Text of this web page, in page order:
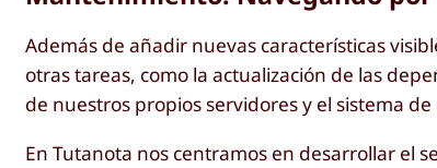
Además de añadir nuevas características
otras tareas, como la actualización de las
de nuestros propios servidores y el sistema
En Tutanota nos centramos en desarrollar el